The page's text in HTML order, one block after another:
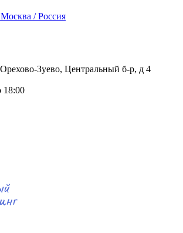
Москва / Россия
Зуево, Центральный б-р, д 4
18:00